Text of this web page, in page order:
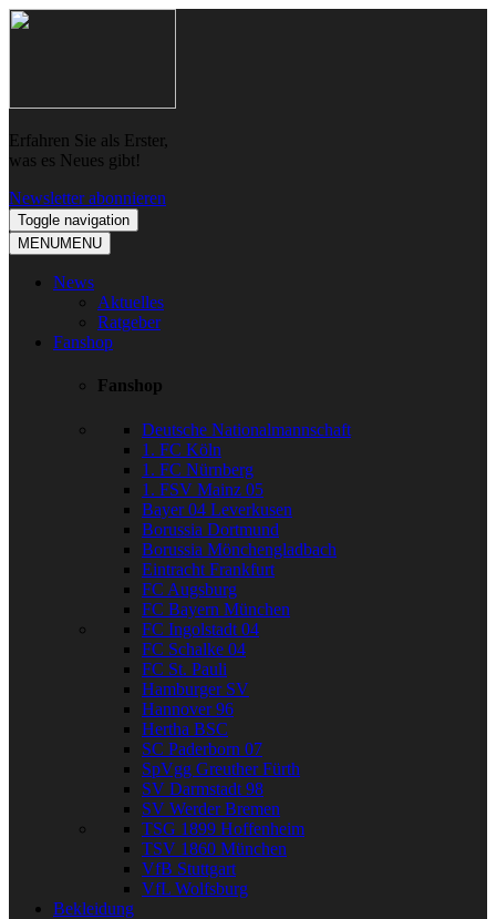
Skip
Skip
Erfahren Sie als Erster,
was es Neues gibt!
Newsletter abonnieren
Toggle navigation
MENUMENU
News
Aktuelles
Ratgeber
Fanshop
Fanshop
Deutsche Nationalmannschaft
1. FC Köln
1. FC Nürnberg
1. FSV Mainz 05
Bayer 04 Leverkusen
Borussia Dortmund
Borussia Mönchengladbach
Eintracht Frankfurt
FC Augsburg
FC Bayern München
FC Ingolstadt 04
FC Schalke 04
FC St. Pauli
Hamburger SV
Hannover 96
Hertha BSC
SC Paderborn 07
SpVgg Greuther Fürth
SV Darmstadt 98
SV Werder Bremen
TSG 1899 Hoffenheim
TSV 1860 München
VfB Stuttgart
VfL Wolfsburg
Bekleidung